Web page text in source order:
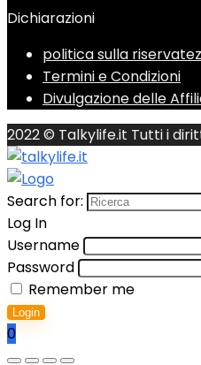
Dichiarazioni
politica sulla
Termini e Condizioni
Divulgazione delle
2022 © Talkylife.it Tutti i
Search for:
Log In
Username
Password
Remember me
Login
0